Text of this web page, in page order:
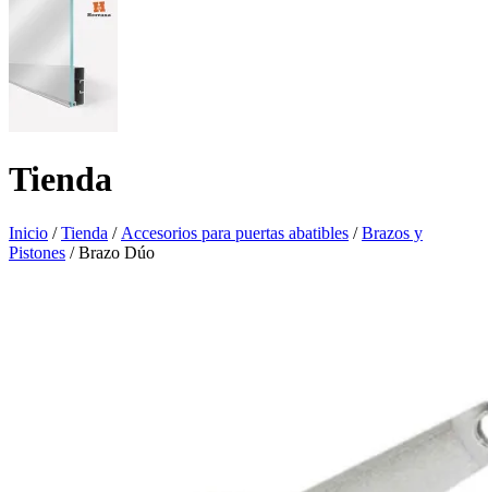
Tienda
Inicio /Tienda / Accesorios para puertas abatibles /Brazos y
Pistones / Brazo Dúo